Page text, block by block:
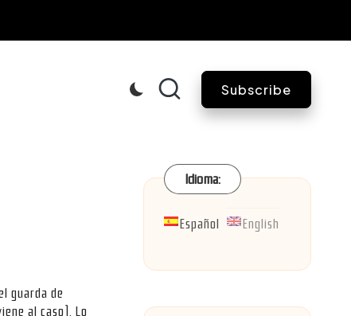
Subscribe
guarda de
al caso). Lo
Idioma:
Español English